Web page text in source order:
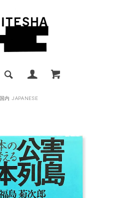
国内 JAPANESE